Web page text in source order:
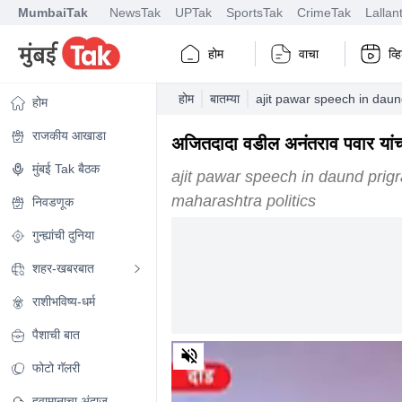
MumbaiTak NewsTak UPTak SportsTak CrimeTak
होम वाचा
होम
राजकीय आखाडा
मुंबई Tak बैठक
निवडणूक
गुन्ह्यांची दुनिया
शहर-खबरबात
राशीभविष्य-धर्म
पैशाची बात
फोटो गॅलरी
होम बातम्या ajit pawar speech in
अजितदादा वडील अनंतराव पवार
ajit pawar speech in daund
maharashtra politics
0
of
minutes,